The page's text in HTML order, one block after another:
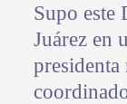
Supo este
Juárez en
presidenta